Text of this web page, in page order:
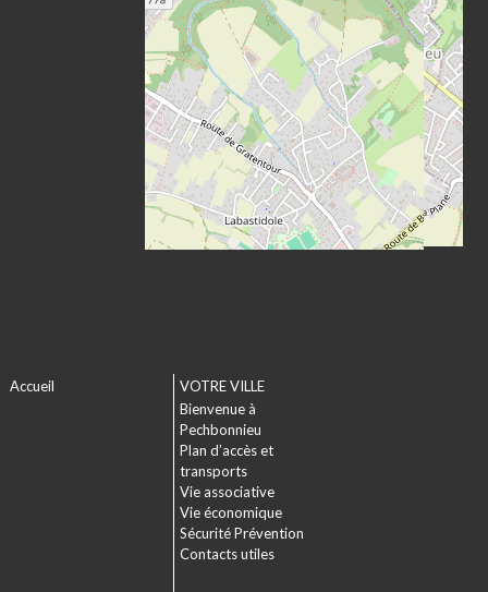
Accueil
VOTRE VILLE
Bienvenue à
Pechbonnieu
Plan d’accès et
transports
Vie associative
Vie économique
Sécurité Prévention
Contacts utiles